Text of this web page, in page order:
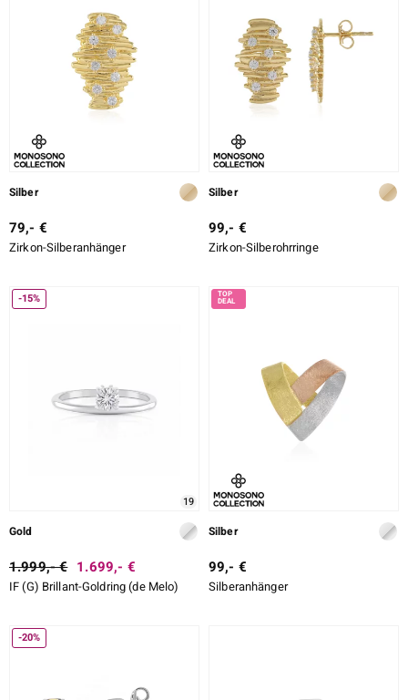
Silber
79,- €
Zirkon-Silberanhänger
Silber
99,- €
Zirkon-Silberohrringe
-15%
19
Gold
1.999,- € 1.699,- €
IF (G) Brillant-Goldring (de Melo)
Silber
99,- €
Silberanhänger
-20%